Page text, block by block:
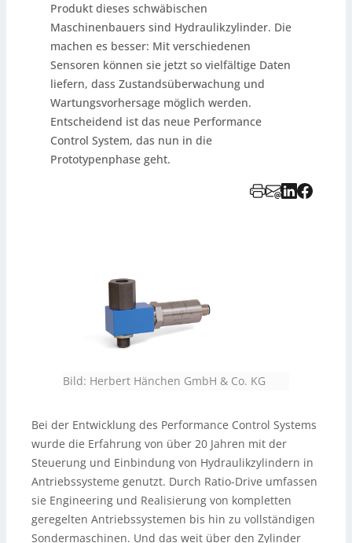
Produkt dieses schwäbischen
Maschinenbauers sind Hydraulikzylinder. Die
machen es besser: Mit verschiedenen
Sensoren können sie jetzt so vielfältige Daten
liefern, dass Zustandsüberwachung und
Wartungsvorhersage möglich werden.
Entscheidend ist das neue Performance
Control System, das nun in die
Prototypenphase geht.
Bild: Herbert Hänchen GmbH & Co. KG
Bei der Entwicklung des Performance Control Systems
wurde die Erfahrung von über 20 Jahren mit der
Steuerung und Einbindung von Hydraulikzylindern in
Antriebssysteme genutzt. Durch Ratio-Drive umfassen
sie Engineering und Realisierung von kompletten
geregelten Antriebssystemen bis hin zu vollständigen
Sondermaschinen. Und das weit über den Zylinder